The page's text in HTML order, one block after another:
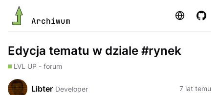
Archiwum Strona
Edycja tematu w dziale #rynek
LVL UP - forum
Libter Developer 7 lat temu